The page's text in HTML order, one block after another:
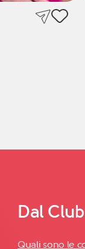
Dal Club
Quali sono le